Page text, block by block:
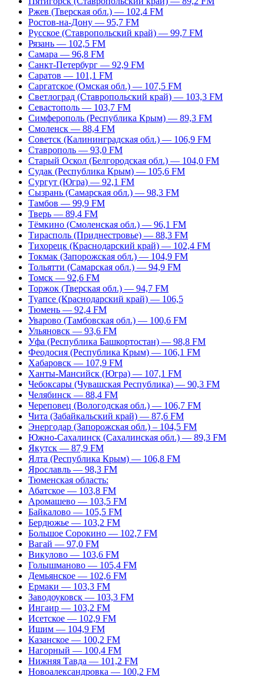
Ржев (Тверская обл.) — 102,4 FM
Ростов-на-Дону — 95,7 FM
Русское (Ставропольский край) — 99,7 FM
Рязань — 102,5 FM
Самара — 96,8 FM
Санкт-Петербург — 92,9 FM
Саратов — 101,1 FM
Саргатское (Омская обл.) — 107,5 FM
Светлоград (Ставропольский край) — 103,3 FM
Севастополь — 103,7 FM
Симферополь (Республика Крым) — 89,3 FM
Смоленск — 88,4 FM
Советск (Калининградская обл.) — 106,9 FM
Ставрополь — 93,0 FM
Старый Оскол (Белгородская обл.) — 104,0 FM
Судак (Республика Крым) — 105,6 FM
Сургут (Югра) — 92,1 FM
Сызрань (Самарская обл.) — 98,3 FM
Тамбов — 99,9 FM
Тверь — 89,4 FM
Тёмкино (Смоленская обл.) — 96,1 FM
Тирасполь (Приднестровье) — 88,3 FM
Тихорецк (Краснодарский край) — 102,4 FM
Токмак (Запорожская обл.) — 104,9 FM
Тольятти (Самарская обл.) — 94,9 FM
Томск — 92,6 FM
Торжок (Тверская обл.) — 94,7 FM
Туапсе (Краснодарский край) — 106,5
Тюмень — 92,4 FM
Уварово (Тамбовская обл.) — 100,6 FM
Ульяновск — 93,6 FM
Уфа (Республика Башкортостан) — 98,8 FM
Феодосия (Республика Крым) — 106,1 FM
Хабаровск — 107,9 FM
Ханты-Мансийск (Югра) — 107,1 FM
Чебоксары (Чувашская Республика) — 90,3 FM
Челябинск — 88,4 FM
Череповец (Вологодская обл.) — 106,7 FM
Чита (Забайкальский край) — 87,6 FM
Энергодар (Запорожская обл.) – 104,5 FM
Южно-Сахалинск (Сахалинская обл.) — 89,3 FM
Якутск — 87,9 FM
Ялта (Республика Крым) — 106,8 FM
Ярославль — 98,3 FM
Тюменская область:
Абатское — 103,8 FM
Аромашево — 103,5 FM
Байкалово — 105,5 FM
Бердюжье — 103,2 FM
Большое Сорокино — 102,7 FM
Вагай — 97,0 FM
Викулово — 103,6 FM
Голышманово — 105,4 FM
Демьянское — 102,6 FM
Ермаки — 103,3 FM
Заводоуковск — 103,3 FM
Ингаир — 103,2 FM
Исетское — 102,9 FM
Ишим — 104,9 FM
Казанское — 100,2 FM
Нагорный — 100,4 FM
Нижняя Тавда — 101,2 FM
Новоалександровка — 100,2 FM